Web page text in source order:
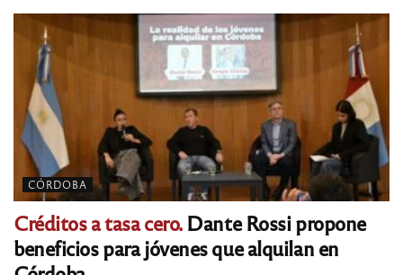
CÓRDOBA
Créditos a tasa cero.Dante Rossi propone
beneficios para jóvenes que alquilan en